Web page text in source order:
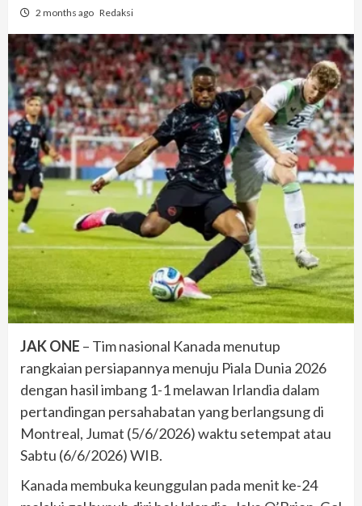
2 months ago Redaksi
JAK ONE – Tim nasional Kanada menutup
rangkaian persiapannya menuju Piala Dunia 2026
dengan hasil imbang 1-1 melawan Irlandia dalam
pertandingan persahabatan yang berlangsung di
Montreal, Jumat (5/6/2026) waktu setempat atau
Sabtu (6/6/2026) WIB.
Kanada membuka keunggulan pada menit ke-24